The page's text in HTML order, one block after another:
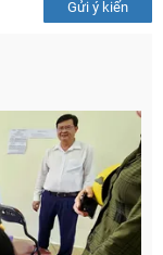
Gửi ý kiến